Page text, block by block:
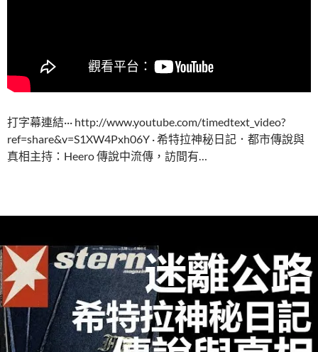
打字幕連結··· http://www.youtube.com/timedtext_video?
ref=share&v=S1XW4Pxh06Y · 希特拉神秘日記．都市傳說與
真相主持：Heero 傳說中流傳，訪間有…